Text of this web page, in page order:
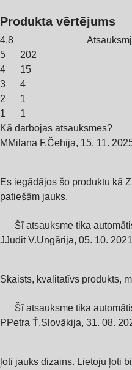
Produkta vērtējums
4.8
5
202
4
15
3
4
2
1
1
1
Kā darbojas atsauksmes?
M Milana F.Čehija, 15. 11.
Es iegādājos šo produktu kā
patiešām jauks.
Šī atsauksme tika
JJudit V.Ungārija, 05. 10. 2021
Skaists, kvalitatīvs produkts,
Šī atsauksme tika
PPetra Ť.Slovākija, 31. 08.
ļoti jauks dizains. Lietoju ļoti